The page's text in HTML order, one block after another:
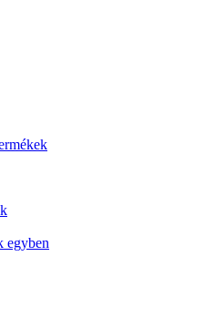
egyben